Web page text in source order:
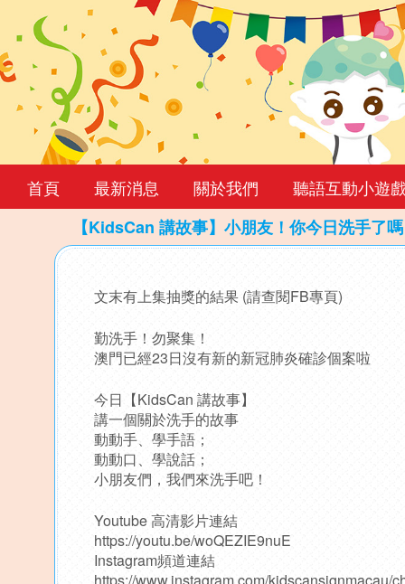
首頁 最新消息 關於我們
聽語互動小遊
【KidsCan 講故事】小朋友！你今日洗手了
to
文末有上集抽獎的結果 (請查閱FB專頁)
勤洗手！勿聚集！
澳門已經23日沒有新的新冠肺炎確診個案啦️
今日【KidsCan 講故事】
講一個關於洗手的故事
動動手、學手語；
動動口、學說話；
小朋友們，我們來洗手吧！
Youtube 高清影片連結
https://youtu.be/woQEZIE9nuE
Instagram頻道連結